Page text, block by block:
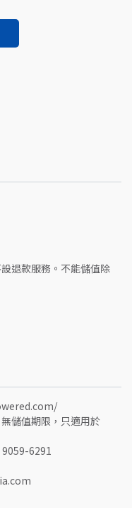
退款服務。不能儲值除
儲值期限，只適用於
6291